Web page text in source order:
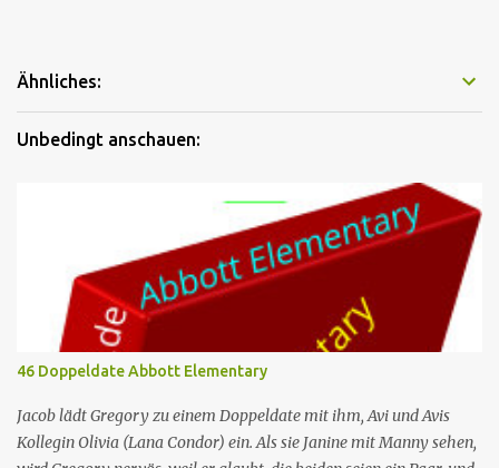
Ähnliches:
Unbedingt anschauen:
46 Doppeldate Abbott Elementary
Jacob lädt Gregory zu einem Doppeldate mit ihm, Avi und Avis
Kollegin Olivia (Lana Condor) ein. Als sie Janine mit Manny sehen,